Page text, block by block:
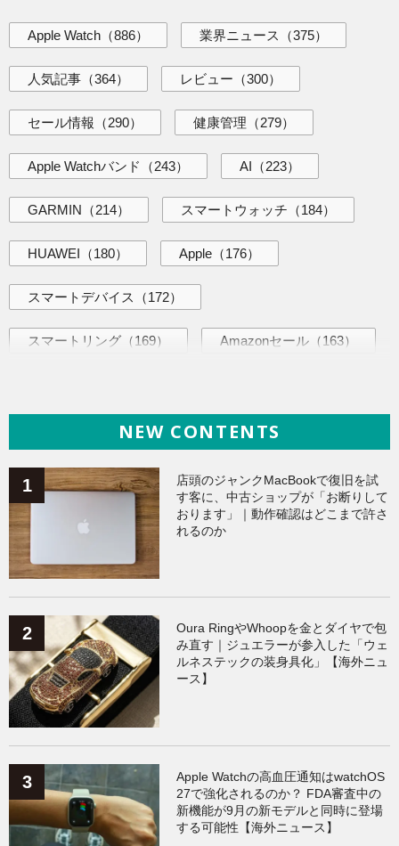
Apple Watch （886） 業界ニュース （375）
人気記事 （364） レビュー （300）
セール情報 （290） 健康管理 （279）
Apple Watchバンド （243） AI （223）
GARMIN （214） スマートウォッチ （184）
HUAWEI （180） Apple （176）
スマートデバイス （172）
スマートリング （169） Amazonセール （163）
ヘルスケア（140）
Galaxy（136） ガジェット
ワークアウト （131）
AppleWatchアクセサリー
Xiaomi（119）
NEW CONTENTS
店頭のジャンクMacBookで復旧を試
す客に、中古ショップが「お断りして
おります」｜動作確認はどこまで許さ
れるのか
Oura RingやWhoopを金とダイヤで包
み直す｜ジュエラーが参入した「ウェ
ルネステックの装身具化」【海外ニュ
ース】
Apple Watchの高血圧通知はwatchOS
27で強化されるのか？ FDA審査中の
新機能が9月の新モデルと同時に登場
する可能性【海外ニュース】